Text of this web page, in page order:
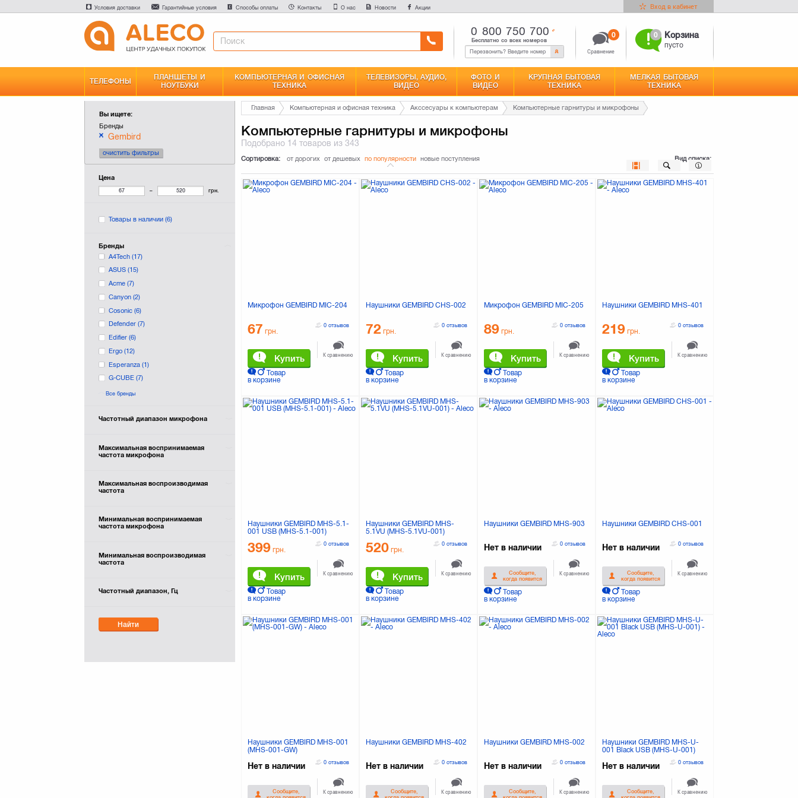
Условия доставки Гарантийные условия Способы оплаты Контакты О нас Новости Акции Вход в кабинет
0 800 750 700
Бесплатно со всех номеров
Сравнение
0 0 Корзина
пусто
ТЕЛЕФОНЫ
ПЛАНШЕТЫ И
НОУТБУКИ
КОМПЬЮТЕРНАЯ И ОФИСНАЯ
ТЕХНИКА
ТЕЛЕВИЗОРЫ, АУДИО,
ВИДЕО
ФОТО И
ВИДЕО
КРУПНАЯ БЫТОВАЯ
ТЕХНИКА
МЕЛКАЯ БЫТОВАЯ
ТЕХНИКА
Вы ищете:
Бренды
Gembird
очистить фильтры
Цена
– грн.
Товары в наличии(6)
Бренды
A4Tech(17)
ASUS(15)
Acme(7)
Canyon(2)
Cosonic(6)
Defender(7)
Edifier(6)
Ergo(12)
Esperanza(1)
G-CUBE(7)
GENIUS(9)
Gemix(26)
Koss(6)
LOGITECH(21)
Maxxtro(1)
PANASONIC(4)
Philips(8)
Plantronics
Rapoo(13)
SONY(4)
SteelSeries(18)
Все бренды
Частотный диапазон микрофона
Максимальная воспринимаемая
частота микрофона
Максимальная воспроизводимая
частота
Минимальная воспринимаемая
частота микрофона
Минимальная воспроизводимая
частота
Частотный диапазон, Гц
Найти
Главная Компьютерная и офисная техника Акссесуары к компьютерам Компьютерные гарнитуры и микрофоны
Компьютерные гарнитуры и микрофоны
Подобрано 14 товаров из 343
Сортировка: от дорогих от дешевых по популярности новые поступления Вид списка:
Микрофон GEMBIRD MIC-204
67 грн.
Купить
Товар
в корзине
0 отзывов
К сравнению
Наушники GEMBIRD CHS-002
72 грн.
Купить
Товар
в корзине
0 отзывов
К сравнению
Микрофон GEMBIRD MIC-205
89 грн.
Купить
Товар
в корзине
0 отзывов
К сравнению
Наушники GEMBIRD MHS-401
219 грн.
Купить
Товар
в корзине
0 отзывов
К сравнению
Наушники GEMBIRD MHS-5.1-
001 USB (MHS-5.1-001)
399 грн.
Купить
Товар
в корзине
0 отзывов
К сравнению
Наушники GEMBIRD MHS-
5.1VU (MHS-5.1VU-001)
520 грн.
Купить
Товар
в корзине
0 отзывов
К сравнению
Наушники GEMBIRD MHS-903
Нет в наличии
Сообщите,
когда появится
Товар
в корзине
0 отзывов
К сравнению
Наушники GEMBIRD CHS-001
Нет в наличии
Сообщите,
когда появится
Товар
в корзине
0 отзывов
К сравнению
Наушники GEMBIRD MHS-001
(MHS-001-GW)
Нет в наличии
Сообщите,
0 отзывов
К сравнению
Наушники GEMBIRD MHS-402
Нет в наличии
Сообщите,
0 отзывов
К сравнению
Наушники GEMBIRD MHS-002
Нет в наличии
Сообщите,
0 отзывов
К сравнению
Наушники GEMBIRD MHS-U-
001 Black USB (MHS-U-001)
Нет в наличии
Сообщите,
0 отзывов
К сравнению